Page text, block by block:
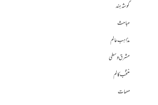
گوشہ ہند
مباحث
مذاہب عالم
مشرق وسطی
منتخب کالم
مہمات